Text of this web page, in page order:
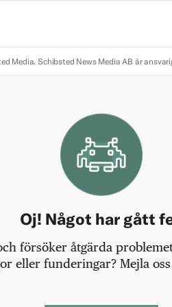
Media. Schibsted News Media AB är
Oj! Något har gått
försöker åtgärda
eller funderingar? Mejla